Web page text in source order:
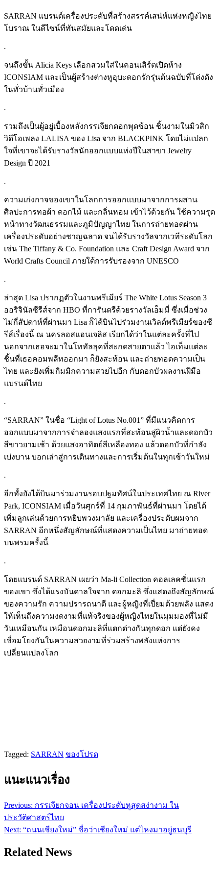
SARRAN แบรนด์เครื่องประดับที่สร้างสรรค์เสน่ห์แห่งหญิงไทย
โบราณ ในดีไซน์ที่ทันสมัยและโดดเด่น
.
จนถึงขั้น Alicia Keys เลือกสวมใส่ในคอนเสิร์ตเปิดห้าง
ICONSIAM และเป็นผู้สร้างต่างหูอุบะดอกรักรุ่นต้นฉบับที่โด่งดัง
ในทั่วบ้านทั่วเมือง
.
รวมถึงเป็นผู้อยู่เบื้องหลังกรรเจียกดอกพุดซ้อน ชิ้นงามในมิวสิก
วิดีโอเพลง LALISA ของ Lisa จาก BLACKPINK โดยไม่แปลก
ใจที่เขาจะได้รับรางวัลนักออกแบบแห่งปีในสาขา Jewelry
Design ปี 2021
.
ความเก่งกาจของเขาในโลกการออกแบบมาจากการผสาน
ศิลปะการทอผ้า ดอกไม้ และกลิ่นหอม เข้าไว้ด้วยกัน ใช้ความรุด
หน้าทางวัฒนธรรมและภูมิปัญญาไทย ในการถ่ายทอดผ่าน
เครื่องประดับอย่างชาญฉลาด จนได้รับรางวัลจากเวทีระดับโลก
เช่น The Tiffany & Co. Foundation และ Craft Design Award จาก
World Crafts Council ภายใต้การรับรองจาก UNESCO
.
ล่าสุด Lisa ปรากฏตัวในงานพรีเมียร์ The White Lotus Season 3
ออริจินัลซีรีส์จาก HBO ที่การันตรีด้วยรางวัลเอ็มมี่ ซึ่งเมื่อช่วง
ไม่กี่สัปดาห์ที่ผ่านมา Lisa ก็ได้บินไปร่วมงานเวิลด์พรีเมียร์ของซี
รีส์เรื่องนี้ ณ นครลอสแอนเจลิส เรียกได้ว่าในแต่ละครั้งที่ไป
นอกจากเธอจะมาในโททัลลุคที่สะกดสายตาแล้ว ไอเท็มแต่ละ
ชิ้นที่เธอคอมพลีทออกมา ก็ยังสะท้อน และถ่ายทอดความเป็น
ไทย และยังเพิ่มกิมมิกความสวยไปอีก กับดอกบัวผลงานฝีมือ
แบรนด์ไทย
.
“SARRAN” ในชื่อ “Light of Lotus No.001” ที่มีแนวคิดการ
ออกแบบมาจากการจำลองแสงแรกที่สะท้อนสู่ผิวน้ำและดอกบัว
สีขาวยามเช้า ด้วยแสงอาทิตย์สีเหลืองทอง แล้วดอกบัวที่กำลัง
เบ่งบาน บอกเล่าสู่การเดินทางและการเริ่มต้นในทุกเช้าวันใหม่
.
อีกทั้งยังได้บินมาร่วมงานรอบปฐมทัศน์ในประเทศไทย ณ River
Park, ICONSIAM เมื่อวันศุกร์ที่ 14 กุมภาพันธ์ที่ผ่านมา โดยได้
เพิ่มลูกเล่นด้วยการหยิบพวงมาลัย และเครื่องประดับผมจาก
SARRAN อีกหนึ่งสัญลักษณ์ที่แสดงความเป็นไทย มาถ่ายทอด
บนพรมครั้งนี้
.
โดยแบรนด์ SARRAN เผยว่า Ma-li Collection คอลเลคชั่นแรก
ของเขา ซึ่งได้แรงบันดาลใจจาก ดอกมะลิ ซึ่งแสดงถึงสัญลักษณ์
ของความรัก ความปรารถนาดี และผู้หญิงที่เปี่ยมด้วยพลัง แสดง
ให้เห็นถึงความงดงามที่แท้จริงของผู้หญิงไทยในมุมมองที่ไม่มี
วันเหมือนกัน เหมือนดอกมะลิที่แตกต่างกันทุกดอก แต่ยังคง
เชื่อมโยงกันในความสวยงามที่ร่วมสร้างพลังแห่งการ
เปลี่ยนแปลงโลก
Tagged: SARRAN ของโปรด
แนะแนวเรื่อง
Previous: กรรเจียกจอน เครื่องประดับหูสุดสง่างาม ใน
ประวัติศาสตร์ไทย
Next: “ถนนเชียงใหม่” ชื่อว่าเชียงใหม่ แต่ไหงมาอยู่ธนบุรี
Related News